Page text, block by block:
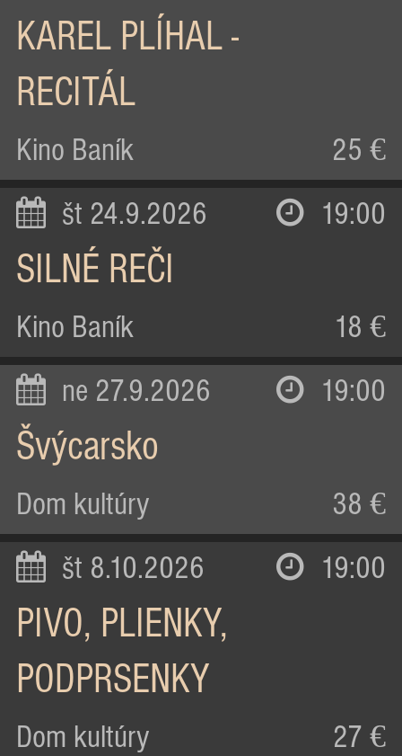
KAREL PLÍHAL -
RECITÁL
Kino Baník 25 €
št 24.9.2026 19:00
SILNÉ REČI
Kino Baník 18 €
ne 27.9.2026 19:00
Švýcarsko
Dom kultúry 38 €
št 8.10.2026 19:00
PIVO, PLIENKY,
PODPRSENKY
Dom kultúry 27 €